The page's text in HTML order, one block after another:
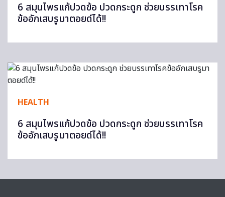
6 สมุนไพรแก้ปวดข้อ ปวดกระดูก ช่วยบรรเทาโรค
ข้ออักเสบรูมาตอยด์ได้!!
HEALTH
6 สมุนไพรแก้ปวดข้อ ปวดกระดูก ช่วยบรรเทาโรค
ข้ออักเสบรูมาตอยด์ได้!!